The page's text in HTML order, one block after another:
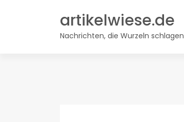
artikelwiese.de
Nachrichten, die Wurzeln schlagen